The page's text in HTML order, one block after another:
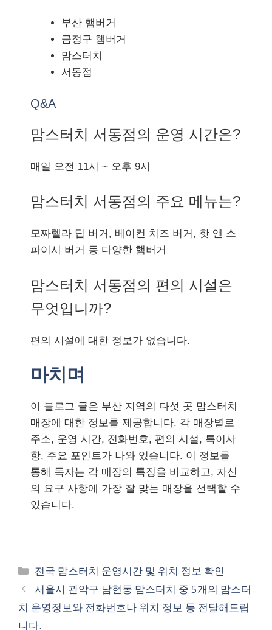
부산 햄버거
금정구 햄버거
맘스터치
서동점
Q&A
맘스터치 서동점의 운영 시간은?
매일 오전 11시 ~ 오후 9시
맘스터치 서동점의 주요 메뉴는?
모짜렐라 딥 버거, 베이컨 치즈 버거, 핫 앤 스
파이시 버거 등 다양한 햄버거
맘스터치 서동점의 편의 시설은
무엇입니까?
편의 시설에 대한 정보가 없습니다.
마치며
이 블로그 글은 부산 지역의 다섯 곳 맘스터치
매장에 대한 정보를 제공합니다. 각 매장별로
주소, 운영 시간, 전화번호, 편의 시설, 특이사
항, 주요 포인트가 나와 있습니다. 이 정보를
통해 독자는 각 매장의 특징을 비교하고, 자신
의 요구 사항에 가장 잘 맞는 매장을 선택할 수
있습니다.
카
테
고
리
전국 맘스터치 운영시간 및 위치 정보 확인
서울시 관악구 남현동 맘스터치 중 5개의 맘스터
치 운영정보와 전화번호나 위치 정보 등 전달해드립
니다.